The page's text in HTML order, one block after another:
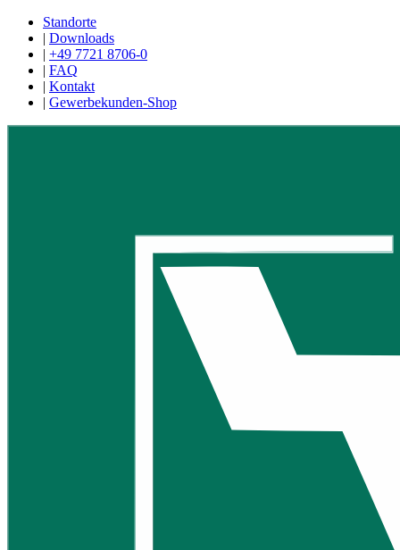
Standorte
| Downloads
| +49 7721 8706-0
| FAQ
| Kontakt
| Gewerbekunden-Shop